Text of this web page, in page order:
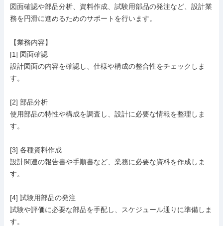
図面確認や部品分析、資料作成、試験用部品の発注など、設計業
務を円滑に進めるためのサポートを行います。
【業務内容】
[1] 図面確認
設計図面の内容を確認し、仕様や構成の整合性をチェックしま
す。
[2] 部品分析
使用部品の特性や構成を調査し、設計に必要な情報を整理しま
す。
[3] 各種資料作成
設計関連の報告書や手順書など、業務に必要な資料を作成しま
す。
[4] 試験用部品の発注
試験や評価に必要な部品を手配し、スケジュール通りに準備しま
す。